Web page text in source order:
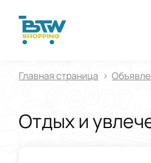
Главная страница
Отдых и